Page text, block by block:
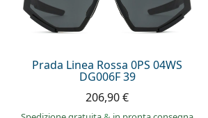
Prada Linea Rossa 0PS 04WS
DG006F 39
206,90 €